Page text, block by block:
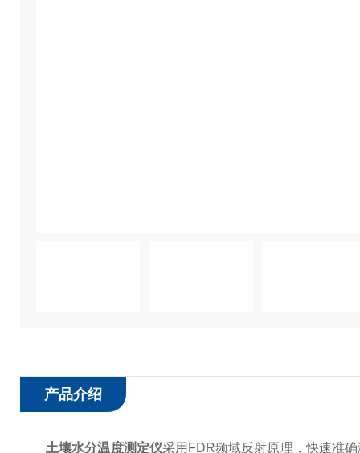
产品介绍
土壤水分温度测定仪采用FDR频域反射原理，快速准